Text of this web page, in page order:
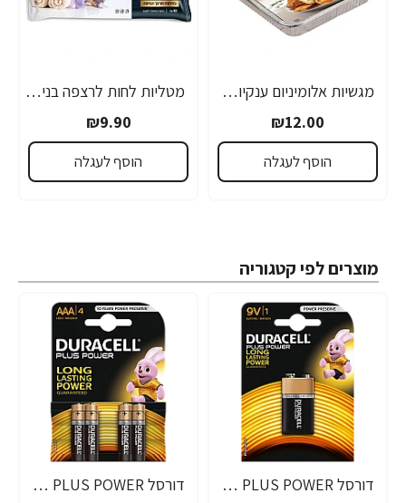
מגשיות אלומיניום ענקיות - 2 יחידות
₪12.00
הוסף לעגלה
מטליות לחות לרצפה בניחוח מרכך כביסה ארומתרפיה 10 יחידות
₪9.90
הוסף לעגלה
מוצרים לפי קטגוריה
דורסל PLUS POWER סוללות 9V אריזת 1 יחידות - מבית Duracell
דורסל PLUS POWER סוללות AAA אריזת 4 יחידות - מבית Duracell